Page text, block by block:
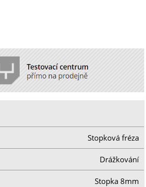
Stopková fréza
Drážkování
Stopka 8mm